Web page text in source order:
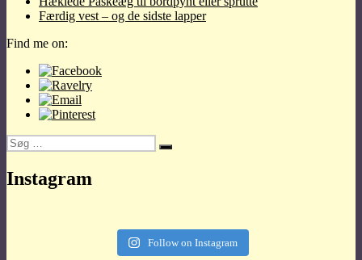
Færdig vest – og de sidste lapper
Find me on:
Søg
efter:
Søg
Instagram
Follow on Instagram